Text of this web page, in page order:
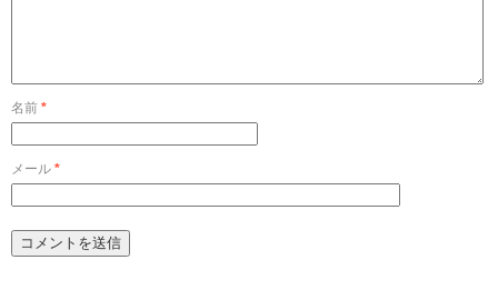
名前 *
メール *